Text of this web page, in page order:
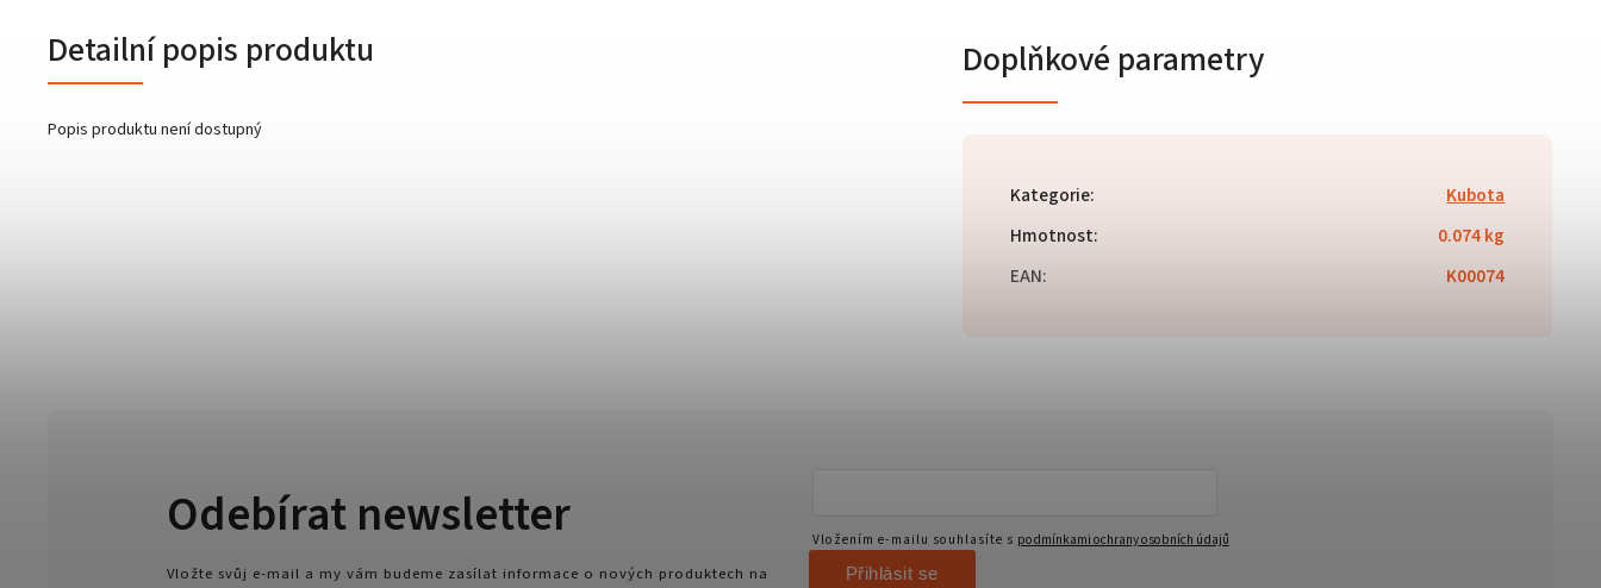
Detailní popis produktu
Popis produktu není dostupný
Doplňkové parametry
Kategorie:
Kubota
Hmotnost:
0.074 kg
EAN: K00074
Odebírat newsletter
Vložte svůj e-mail a my vám budeme zasílat informace o nových produktech na
Vložením e-mailu souhlasíte s podmínkami ochrany osobních údajů
Přihlásit se